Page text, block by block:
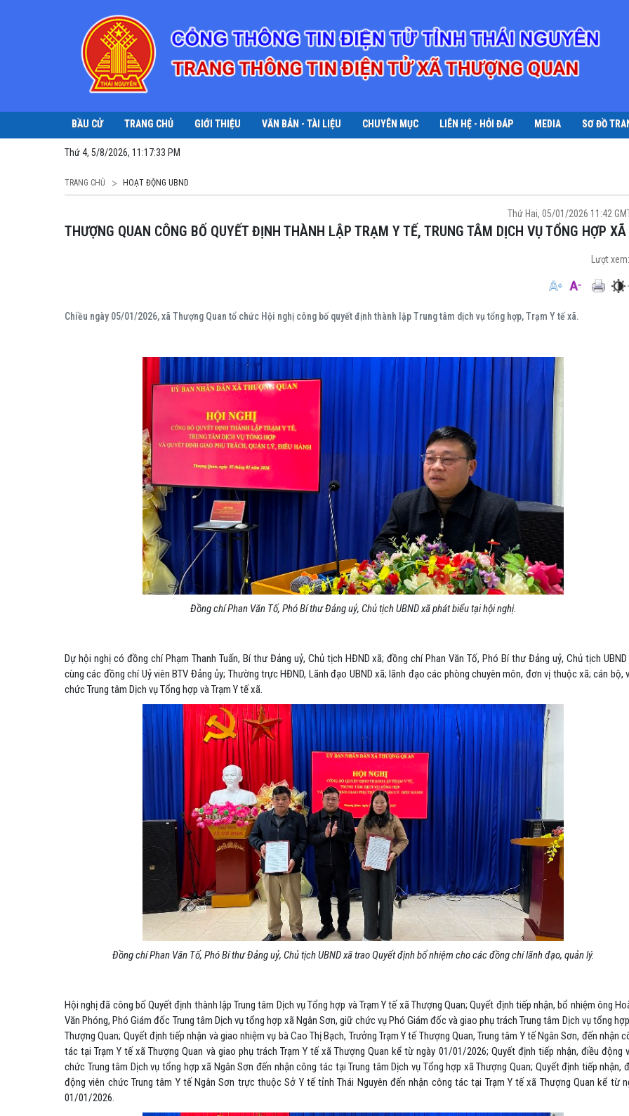
BẦU CỬ TRANG CHỦ GIỚI THIỆU VĂN BẢN - TÀI LIỆU CHUYÊN MỤC LIÊN HỆ - HỎI ĐÁP MEDIA SƠ ĐỒ
Thứ 4, 5/8/2026, 11:17:34 PM
TRANG CHỦ HOẠT ĐỘNG UBND
Thứ Hai, 05/01/2026 11:42
THƯỢNG QUAN CÔNG BỐ QUYẾT ĐỊNH THÀNH LẬP TRẠM Y TẾ, TRUNG TÂM DỊCH VỤ TỔNG HỢP XÃ
Lượt xem:
Chiều ngày 05/01/2026, xã Thượng Quan tổ chức Hội nghị công bố quyết định thành lập Trung tâm dịch vụ tổng hợp, Trạm Y tế xã.
Đồng chíPhan Văn Tố, Phó Bí thư Đảng uỷ, Chủ tịch UBND xã phát biểu tại hội nghị.
Dự hội nghị có đồng chíPhạm Thanh Tuấn, Bí thư Đảng uỷ, Chủ tịch HĐND xã; đồng chíPhan Văn Tố, Phó Bí thư Đảng uỷ, Chủ tịch UBND
cùng các đồng chí Uỷ viên BTV Đảng ủy; Thường trựcHĐND, Lãnh đạo UBND xã; lãnh đạo các phòng chuyên môn, đơn vị thuộcxã; cán bộ,
chức Trung tâm Dịch vụ Tổng hợp và Trạm Y tế xã.
Đồng chíPhan Văn Tố, Phó Bí thư Đảng uỷ, Chủ tịch UBND xã trao Quyết định bổ nhiệm cho các đồng chí lãnh đạo, quản lý.
Hội nghị đã công bố Quyết định thành lập Trung tâm Dịch vụ Tổng hợp và Trạm Y tế xã Thượng Quan; Quyết định tiếp nhận, bổ nhiệm ông
Văn Phóng, Phó Giám đốc Trung tâm Dịch vụ tổng hợp xã Ngân Sơn, giữ chức vụ Phó Giám đốc và giao phụ trách Trung tâm Dịch vụ tổng
Thượng Quan; Quyết định tiếp nhận và giao nhiệm vụ bà Cao Thị Bạch, Trưởng Trạm Y tế Thượng Quan, Trung tâm Y tế Ngân Sơn, đến nhận
tác tại Trạm Y tế xã Thượng Quan và giao phụ trách Trạm Y tế xã Thượng Quan kể từ ngày 01/01/2026; Quyết định tiếp nhận, điều động
chức Trung tâm Dịch vụ tổng hợp xã Ngân Sơn đến nhận công tác tại Trung tâm Dịch vụ Tổng hợp xã Thượng Quan; Quyết định tiếp nhận,
động viên chức Trung tâm Y tế Ngân Sơn trực thuộc Sở Y tế tỉnh Thái Nguyên đến nhận công tác tại Trạm Y tế xã Thượng Quan kể từ
01/01/2026.